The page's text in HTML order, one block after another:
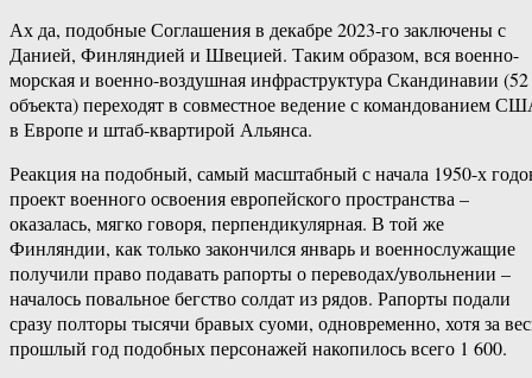
Ах да, подобные Соглашения в декабре 2023-го заключены с
Данией, Финляндией и Швецией. Таким образом, вся военно-
морская и военно-воздушная инфраструктура Скандинавии (52
объекта) переходят в совместное ведение с командованием
в Европе и штаб-квартирой Альянса.
Реакция на подобный, самый масштабный с начала 1950-х
проект военного освоения европейского пространства –
оказалась, мягко говоря, перпендикулярная. В той же
Финляндии, как только закончился январь и военнослужащие
получили право подавать рапорты о переводах/увольнении –
началось повальное бегство солдат из рядов. Рапорты подали
сразу полторы тысячи бравых суоми, одновременно, хотя за
прошлый год подобных персонажей накопилось всего 1 600.